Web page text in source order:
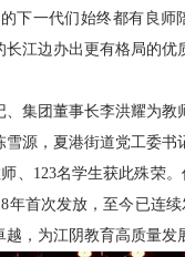
下一代们始终都有良师
江边办出更有格局的优
集团董事长李洪耀为教
源，夏港街道党工委书
、123名学生获此殊荣
年首次发放，至今已连
，为江阴教育高质量发